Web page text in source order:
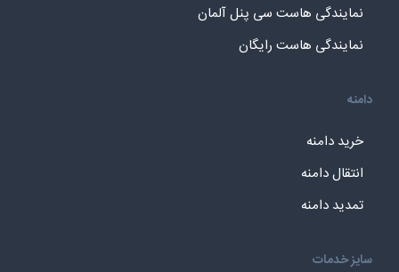
نمایندگی هاست سی پنل آلمان
نمایندگی هاست رایگان
دامنه
خرید دامنه
انتقال دامنه
تمدید دامنه
سایز خدمات